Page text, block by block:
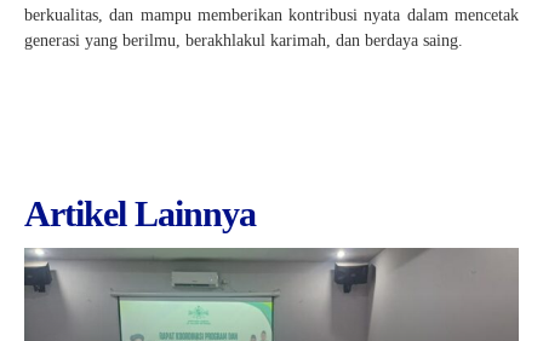
berkualitas, dan mampu memberikan kontribusi nyata dalam mencetak
generasi yang berilmu, berakhlakul karimah, dan berdaya saing.
Artikel Lainnya